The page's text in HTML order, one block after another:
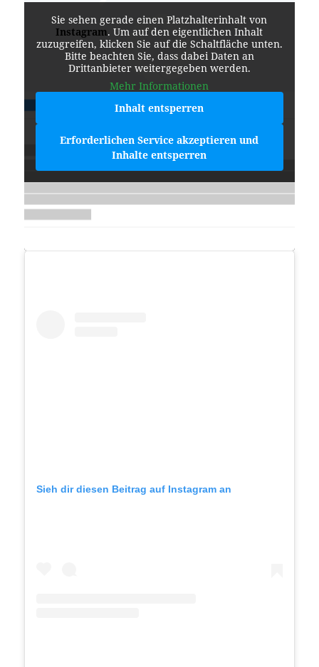
Sie sehen gerade einen Platzhalterinhalt von
Instagram. Um auf den eigentlichen Inhalt
zuzugreifen, klicken Sie auf die Schaltfläche unten.
Bitte beachten Sie, dass dabei Daten an
Drittanbieter weitergegeben werden.
Mehr Informationen
Inhalt entsperren
Erforderlichen Service akzeptieren und
Inhalte entsperren
Sieh dir diesen Beitrag auf Instagram an